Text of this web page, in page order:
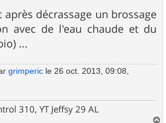
après décrassage un brossage
avec de l'eau chaude et du
...
grimperic le 26 oct. 2013, 09:08,
310, YT Jeffsy 29 AL